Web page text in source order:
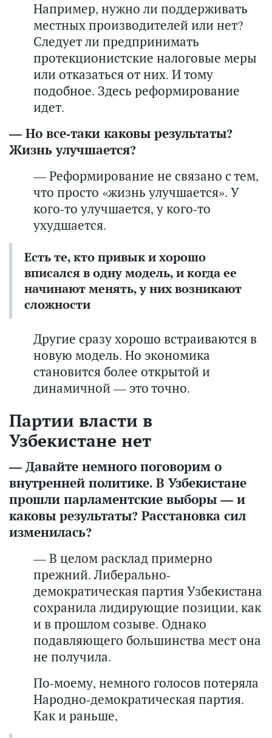
Например, нужно ли поддерживать
местных производителей или нет?
Следует ли предпринимать
протекционистские налоговые меры
или отказаться от них. И тому
подобное. Здесь реформирование
идет.
— Но все-таки каковы результаты?
Жизнь улучшается?
— Реформирование не связано с тем,
что просто «жизнь улучшается». У
кого-то улучшается, у кого-то
ухудшается.
Есть те, кто привык и хорошо
вписался в одну модель, и когда ее
начинают менять, у них возникают
сложности
Другие сразу хорошо встраиваются в
новую модель. Но экономика
становится более открытой и
динамичной — это точно.
Партии власти в
Узбекистане нет
— Давайте немного поговорим о
внутренней политике. В Узбекистане
прошли парламентские выборы — и
каковы результаты? Расстановка сил
изменилась?
— В целом расклад примерно
прежний. Либерально-
демократическая партия Узбекистана
сохранила лидирующие позиции, как
и в прошлом созыве. Однако
подавляющего большинства мест она
не получила.
По-моему, немного голосов потеряла
Народно-демократическая партия.
Как и раньше,